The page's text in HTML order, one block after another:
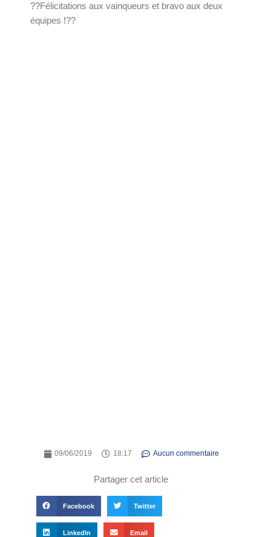
??Félicitations aux vainqueurs et bravo aux deux
équipes !??
09/06/2019 18:17 Aucun commentaire
Partager cet article
Facebook Twitter
LinkedIn Email